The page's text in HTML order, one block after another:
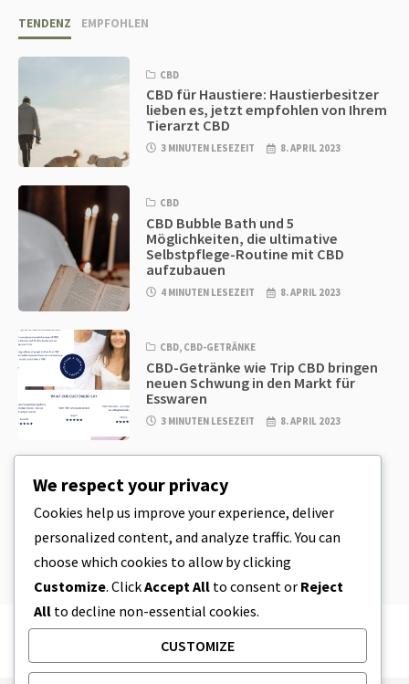
TENDENZ EMPFOHLEN
CBD
CBD für Haustiere: Haustierbesitzer
lieben es, jetzt empfohlen von Ihrem
Tierarzt CBD
3 MINUTEN LESEZEIT 8. APRIL 2023
CBD
CBD Bubble Bath und 5
Möglichkeiten, die ultimative
Selbstpflege-Routine mit CBD
aufzubauen
4 MINUTEN LESEZEIT 8. APRIL 2023
CBD, CBD-GETRÄNKE
CBD-Getränke wie Trip CBD bringen
neuen Schwung in den Markt für
Esswaren
3 MINUTEN LESEZEIT 8. APRIL 2023
CBD EDIBLES
CBD-Plätzchenteig & unglaublich
einfache CBD-Esswaren, die Sie zu
Hause herstellen können
4 MINUTEN LESEZEIT
We respect your privacy
Cookies help us improve your experience, deliver
personalized content, and analyze traffic. You can
choose which cookies to allow by clicking
Customize. ClickAccept All to consent or Reject
All to decline non-essential cookies.
CUSTOMIZE